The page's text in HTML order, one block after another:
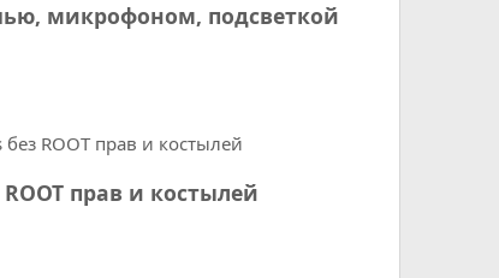
микрофоном, подсветкой
прав и костылей